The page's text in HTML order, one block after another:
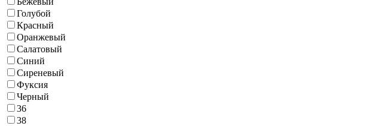
Голубой
Красный
Оранжевый
Салатовый
Синий
Сиреневый
Фуксия
Черный
36
38